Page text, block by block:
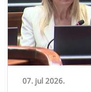
07. jul 2026.